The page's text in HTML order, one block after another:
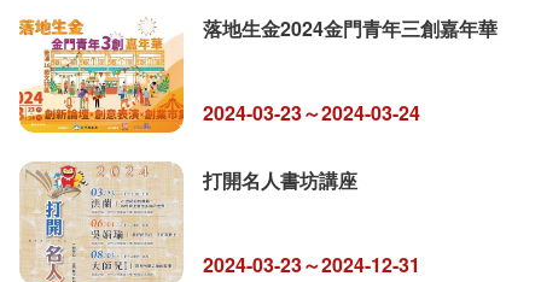
落地生金2024金門青年三創嘉年華
2024-03-23～2024-03-24
打開名人書坊講座
2024-03-23～2024-12-31